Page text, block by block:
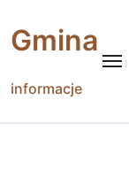
content
Gmina
informacje